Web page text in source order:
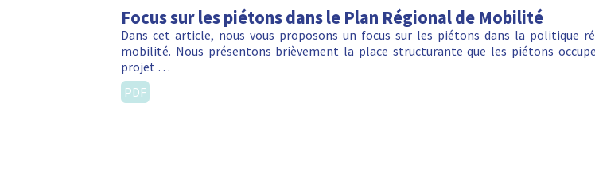
Focus sur les piétons dans le Plan Régional de Mobilité
Dans cet article, nous vous proposons un focus sur les piétons dans la politique
mobilité. Nous présentons brièvement la place structurante que les piétons
projet …
PDF